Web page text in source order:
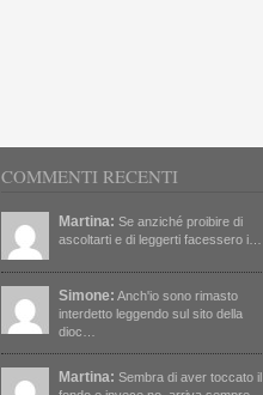
COMMENTI RECENTI
Martina: Se anziché proibire di
ascoltarti e di leggerti facessero i…
Simone: Anch'io sono rimasto
interdetto leggendo sul sito della
dioc…
Martina: Sembra di aver toccato il